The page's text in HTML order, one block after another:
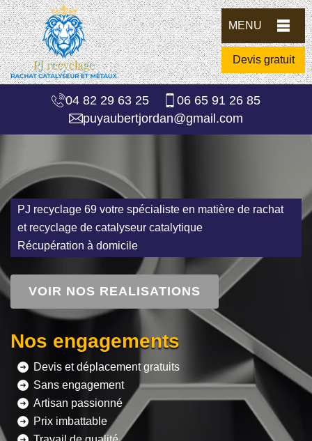
MENU
Devis gratuit
04 82 29 63 25
06 65 91 26 85
puyaubertjordan@gmail.com
PJ recyclage 69 votre spécialiste en matière de rachat
et recyclage de catalyseur catalytique
Récupération à domicile
VOIR NOS REALISATIONS
Nos engagements
Devis et déplacement gratuits
Sans engagement
Artisan passionné
Prix imbattable